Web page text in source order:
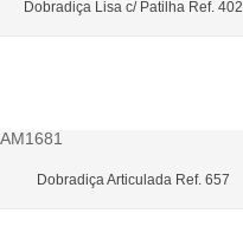
Dobradiça Lisa c/ Patilha Ref. 402
Dobradiça Articulada Ref. 657